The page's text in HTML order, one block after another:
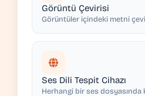
Görüntü Çevirisi
Görüntüler içindeki metni
Ses Dili Tespit Cihazı
Herhangi bir ses dosyasında